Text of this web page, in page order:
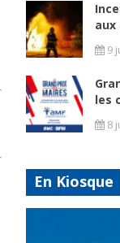
aux
9
les
8
En Kiosque